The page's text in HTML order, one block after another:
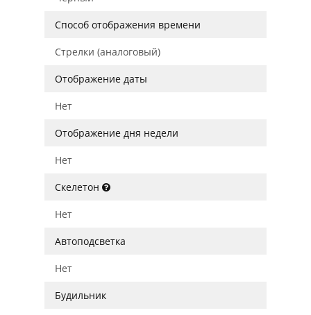
Способ отображения времени
Стрелки (аналоговый)
Отображение даты
Нет
Отображение дня недели
Нет
Скелетон
Нет
Автоподсветка
Нет
Будильник